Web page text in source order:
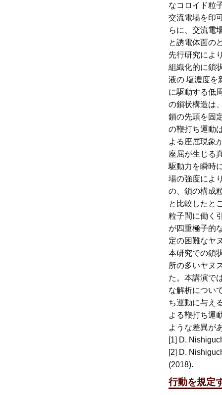
なコロイド粒
交流電場を印
らに、交流電
と誘電体面の
先行研究によ
組織化的に鎖
液の 塩濃度を
に駆動する低
の鎖状構造は
鎖の先頭を固
の鞭打ち運動
よる座屈現象
座屈が生じる
駆動力を瞬時
場の強度によ
の、鎖の構成
と比較したと
粒子間に働く
が四重極子的
定の困難なヤ
本研究での鎖
所の多いヤヌ
た。本講演で
な解析につい
ち運動に与え
よる鞭打ち運
ような差異が
[1] D.
[2] D.
(2018).
行動を規定